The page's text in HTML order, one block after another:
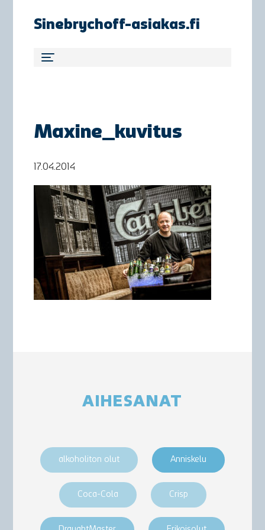
Sinebrychoff-asiakas.fi
Maxine_kuvitus
17.04.2014
AIHESANAT
alkoholiton olut Anniskelu
Coca-Cola Crisp